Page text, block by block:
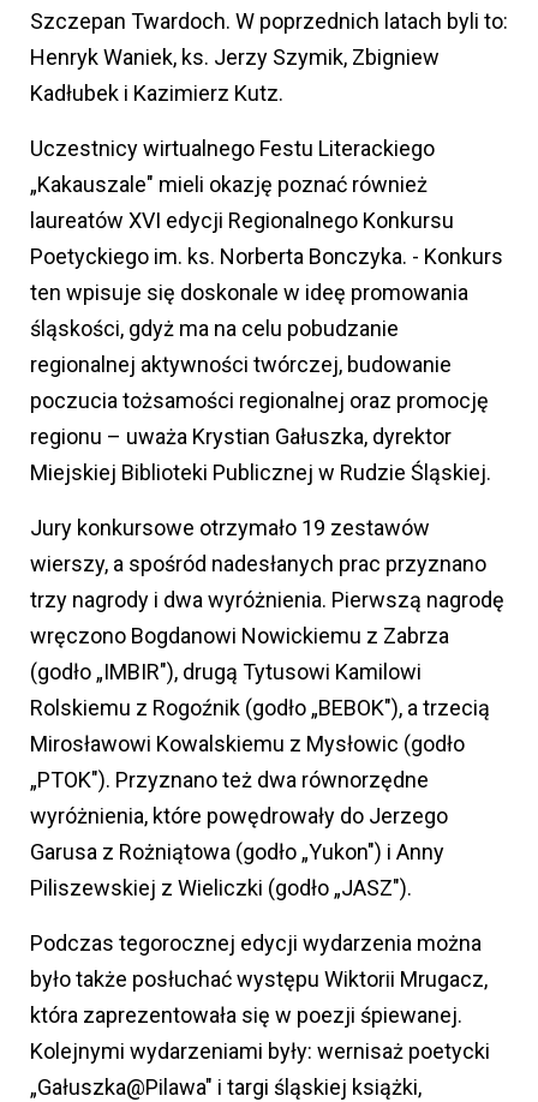
Szczepan Twardoch. W poprzednich latach byli to:
Henryk Waniek, ks. Jerzy Szymik, Zbigniew
Kadłubek i Kazimierz Kutz.
Uczestnicy wirtualnego Festu Literackiego
„Kakauszale" mieli okazję poznać również
laureatów XVI edycji Regionalnego Konkursu
Poetyckiego im. ks. Norberta Bonczyka. - Konkurs
ten wpisuje się doskonale w ideę promowania
śląskości, gdyż ma na celu pobudzanie
regionalnej aktywności twórczej, budowanie
poczucia tożsamości regionalnej oraz promocję
regionu – uważa Krystian Gałuszka, dyrektor
Miejskiej Biblioteki Publicznej w Rudzie Śląskiej.
Jury konkursowe otrzymało 19 zestawów
wierszy, a spośród nadesłanych prac przyznano
trzy nagrody i dwa wyróżnienia. Pierwszą nagrodę
wręczono Bogdanowi Nowickiemu z Zabrza
(godło „IMBIR"), drugą Tytusowi Kamilowi
Rolskiemu z Rogoźnik (godło „BEBOK"), a trzecią
Mirosławowi Kowalskiemu z Mysłowic (godło
„PTOK"). Przyznano też dwa równorzędne
wyróżnienia, które powędrowały do Jerzego
Garusa z Rożniątowa (godło „Yukon") i Anny
Piliszewskiej z Wieliczki (godło „JASZ").
Podczas tegorocznej edycji wydarzenia można
było także posłuchać występu Wiktorii Mrugacz,
która zaprezentowała się w poezji śpiewanej.
Kolejnymi wydarzeniami były: wernisaż poetycki
„Gałuszka@Pilawa" i targi śląskiej książki,